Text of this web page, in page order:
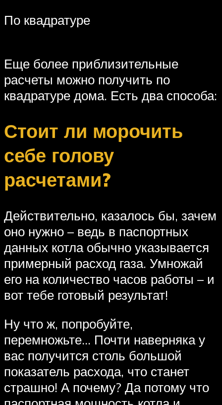
По квадратуре
Еще более приблизительные
расчеты можно получить по
квадратуре дома. Есть два способа:
Стоит ли морочить
себе голову
расчетами?
Действительно, казалось бы, зачем
оно нужно – ведь в паспортных
данных котла обычно указывается
примерный расход газа. Умножай
его на количество часов работы – и
вот тебе готовый результат!
Ну что ж, попробуйте,
перемножьте… Почти наверняка у
вас получится столь большой
показатель расхода, что станет
страшно! А почему? Да потому что